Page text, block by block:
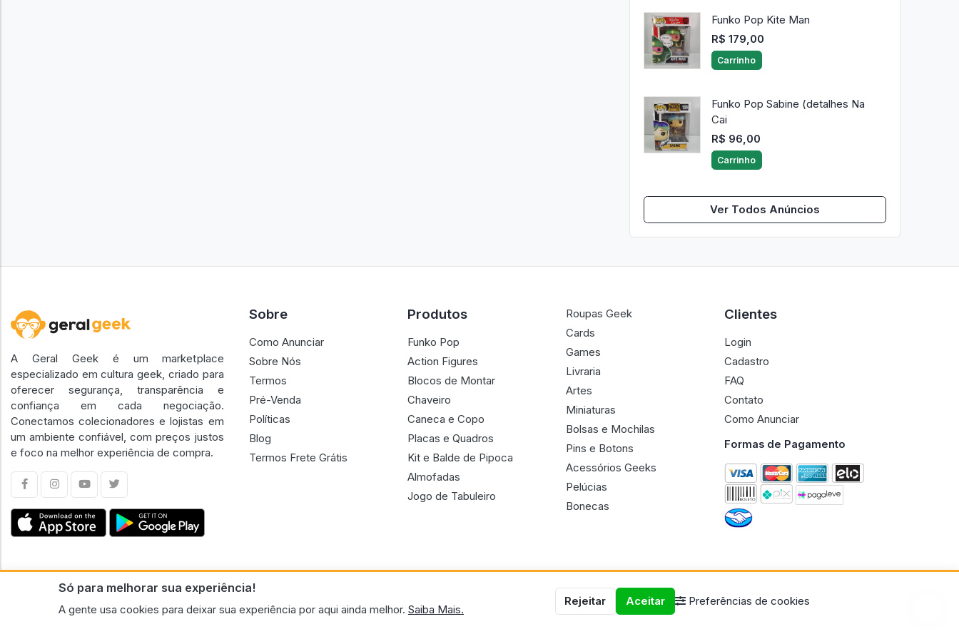
Funko Pop Kite Man
R$ 179,00
Carrinho
Funko Pop Sabine (detalhes Na
Cai
R$ 96,00
Carrinho
Ver Todos Anúncios
Só para melhorar sua experiência!
A gente usa cookies para deixar sua experiência por aqui ainda melhor. Saiba Mais.
Rejeitar Aceitar Preferências de cookies
A Geral Geek é um marketplace
especializado em cultura geek, criado para
oferecer segurança, transparência e
confiança em cada negociação.
Conectamos colecionadores e lojistas em
um ambiente confiável, com preços justos
e foco na melhor experiência de compra.
Sobre
Como Anunciar
Sobre Nós
Termos
Pré-Venda
Políticas
Blog
Termos Frete Grátis
Produtos
Funko Pop
Action Figures
Blocos de Montar
Chaveiro
Caneca e Copo
Placas e Quadros
Kit e Balde de Pipoca
Almofadas
Jogo de Tabuleiro
Roupas Geek
Cards
Games
Livraria
Artes
Miniaturas
Bolsas e Mochilas
Pins e Botons
Acessórios Geeks
Pelúcias
Bonecas
Clientes
Login
Cadastro
FAQ
Contato
Como Anunciar
Formas de Pagamento
CNPJ n.º 30.220.458/0001-17 - GERAL GEEK PORTAL ELETRONICO LTDA.